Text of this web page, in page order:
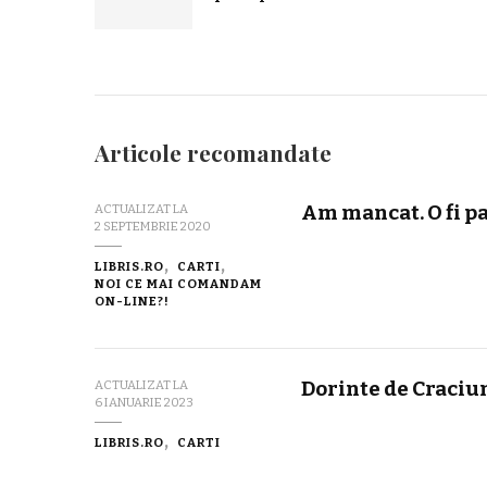
Articole recomandate
ACTUALIZAT LA
2 SEPTEMBRIE 2020
LIBRIS.RO
CARTI
NOI CE MAI COMANDAM
ON-LINE?!
Am mancat. O fi
ACTUALIZAT LA
6 IANUARIE 2023
LIBRIS.RO CARTI
Dorinte de